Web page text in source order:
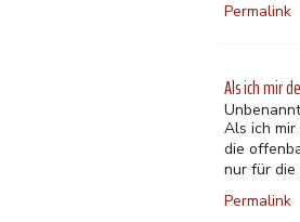
Permalink
Als ich mir
Als ich
die
nur für die
Permalink